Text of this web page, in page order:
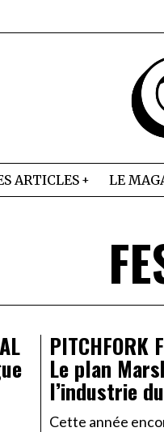
ARTICLES LE
PITCHFORK
Le plan
l’industrie
Cette année